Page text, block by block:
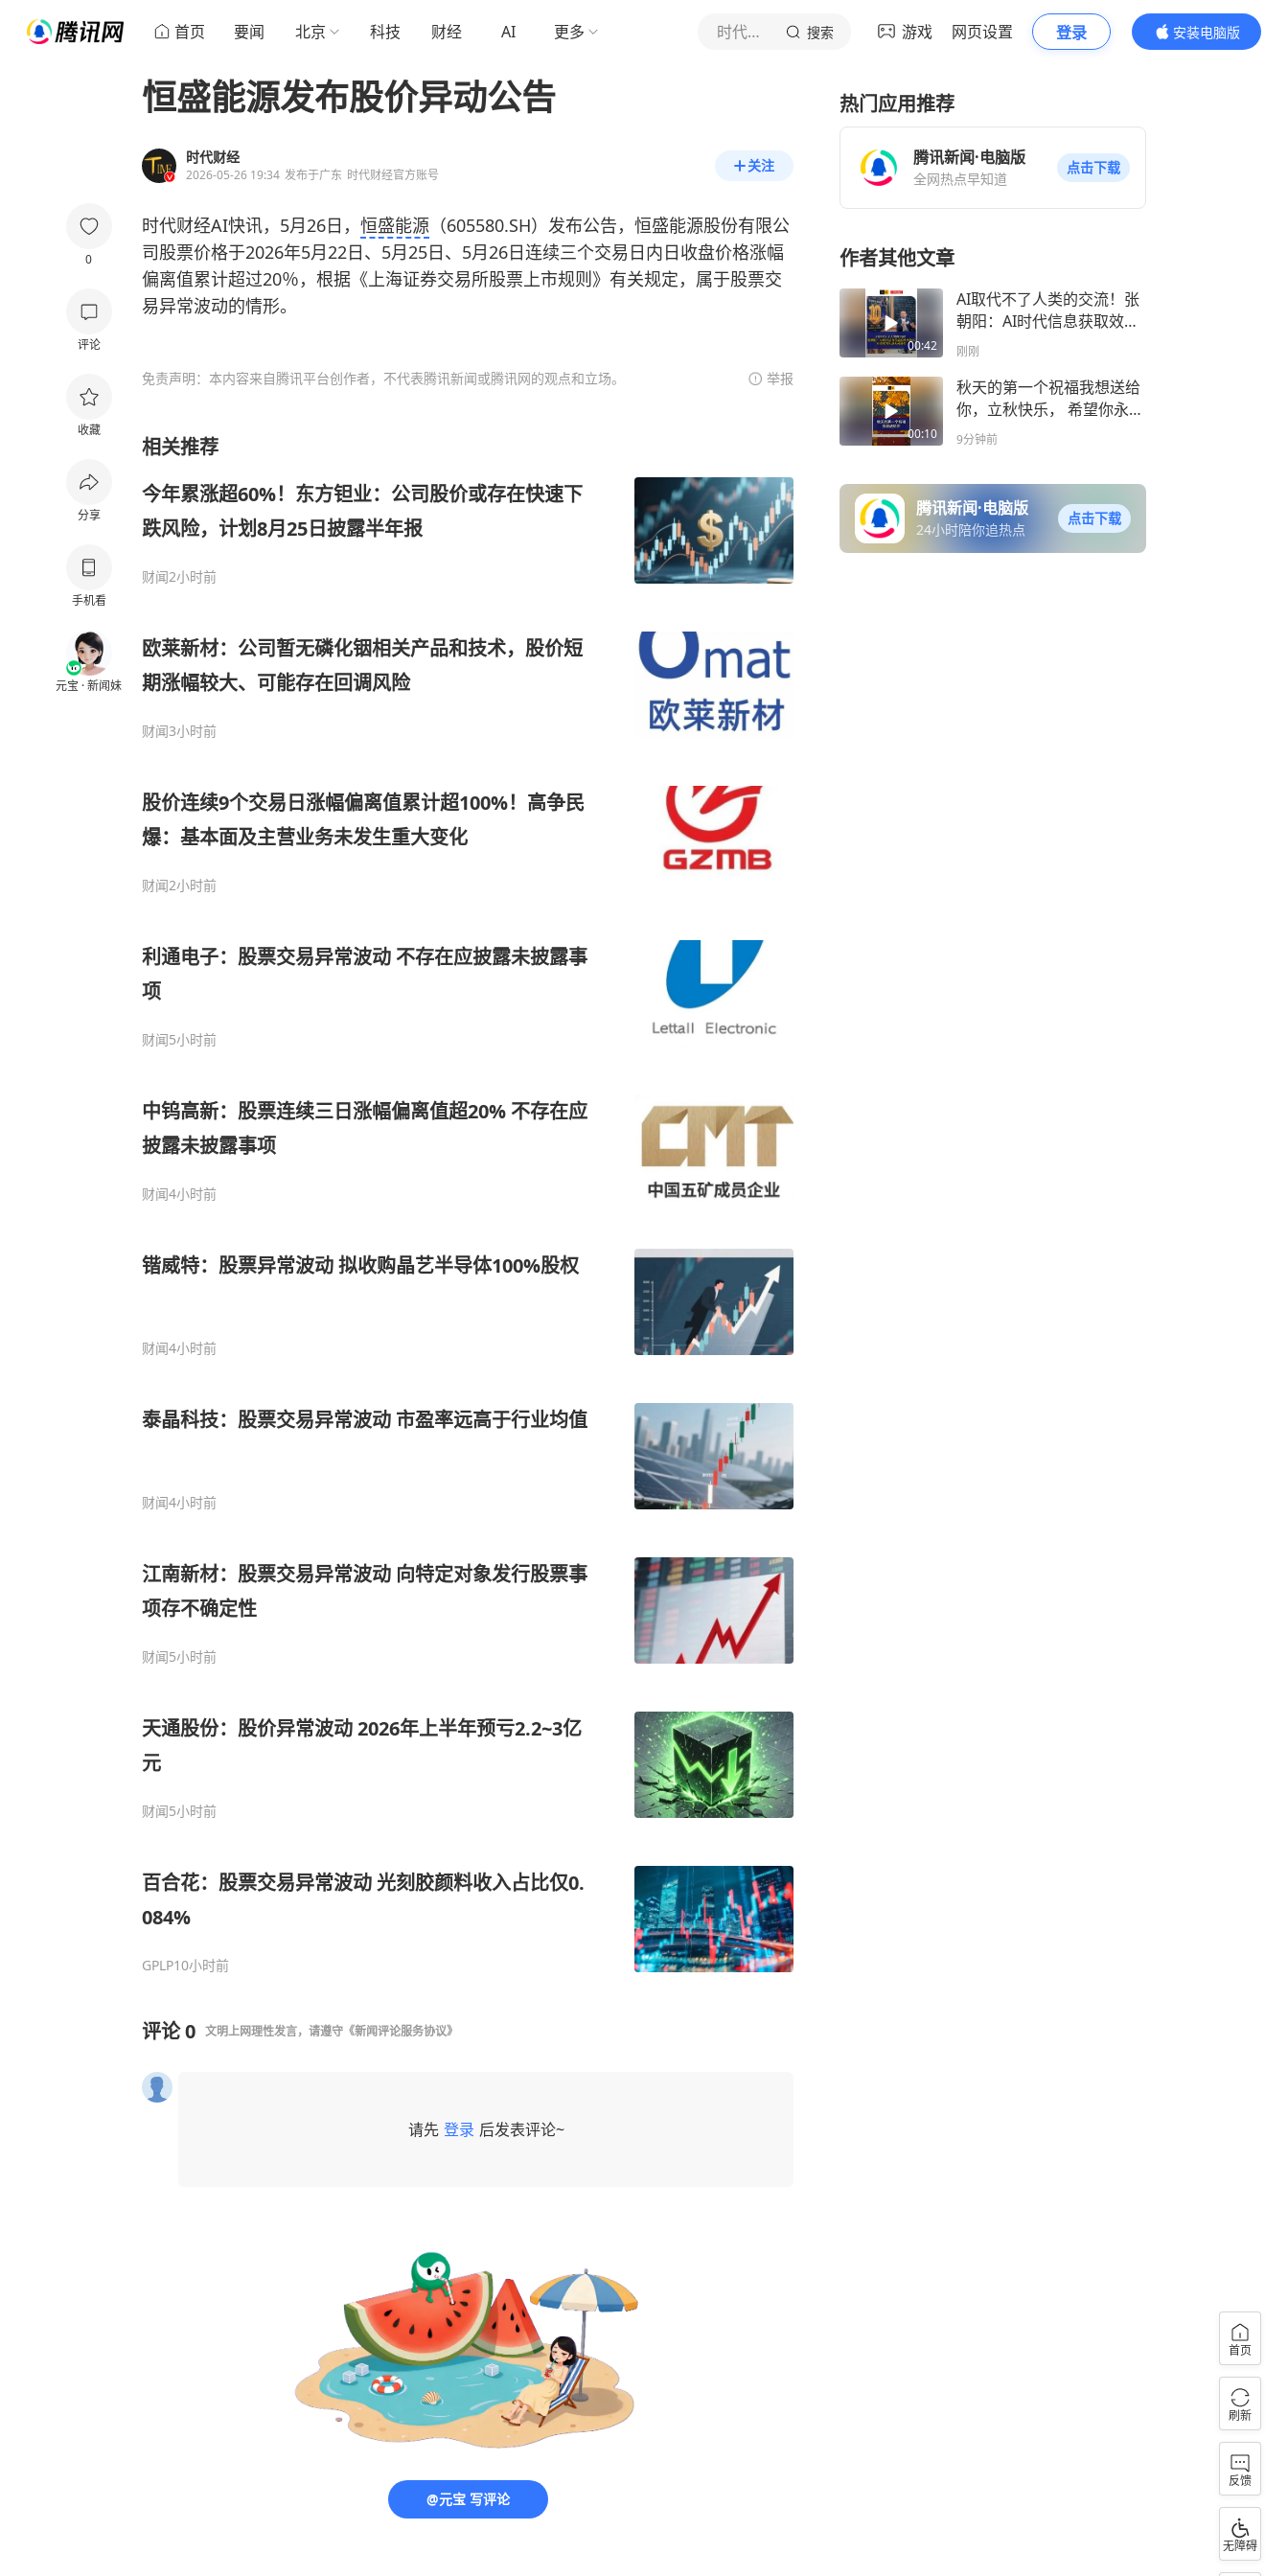
首页 要闻 北京 科技 财经 AI 更多 时代财经 搜索 游戏 网页设置 登录
安装电脑版
内容更精彩
0
评论
收藏
分享
手机看
元宝 · 新闻妹
恒盛能源发布股价异动公告
时代财经
2026-05-26 19:34 发布于广东 时代财经官方账号
关注
时代财经AI快讯，5月26日， 恒盛能源 （605580.SH）发布公告，恒盛能源股份有限公
司股票价格于2026年5月22日、5月25日、5月26日连续三个交易日内日收盘价格涨幅
偏离值累计超过20％，根据《上海证券交易所股票上市规则》有关规定，属于股票交
易异常波动的情形。
免责声明：本内容来自腾讯平台创作者，不代表腾讯新闻或腾讯网的观点和立场。 举报
相关推荐
今年累涨超60%！东方钽业：公司股价或存在快速下
跌风险，计划8月25日披露半年报
财闻2小时前
欧莱新材：公司暂无磷化铟相关产品和技术，股价短
期涨幅较大、可能存在回调风险
财闻3小时前
股价连续9个交易日涨幅偏离值累计超100%！高争民
爆：基本面及主营业务未发生重大变化
财闻2小时前
利通电子：股票交易异常波动 不存在应披露未披露事
项
财闻5小时前
中钨高新：股票连续三日涨幅偏离值超20% 不存在应
披露未披露事项
财闻4小时前
锴威特：股票异常波动 拟收购晶艺半导体100%股权
财闻4小时前
泰晶科技：股票交易异常波动 市盈率远高于行业均值
财闻4小时前
江南新材：股票交易异常波动 向特定对象发行股票事
项存不确定性
财闻5小时前
天通股份：股价异常波动 2026年上半年预亏2.2~3亿
元
财闻5小时前
百合花：股票交易异常波动 光刻胶颜料收入占比仅0.
084%
GPLP10小时前
评论0 文明上网理性发言，请遵守 《新闻评论服务协议》
请先 登录 后发表评论~
@元宝 写评论
热门应用推荐
腾讯新闻·电脑版
全网热点早知道
点击下载
作者其他文章
00:42
AI取代不了人类的交流！张
朝阳：AI时代信息获取效率
极高，但真实的互动无可取
课》迎来开播十周年里程
碑，面对时代财经提出的“您
的课程很多变成了AI大模型
义”的问题时，搜狐创始人、
董事局主席兼首席执行官张
朝阳表示，AI时代确实把获
刚刚
00:10
秋天的第一个祝福我想送给
你，立秋快乐， 希望你永远
没有烦恼，永远平平安安
9分钟前
腾讯新闻·电脑版
24小时陪你追热点
点击下载
首页
刷新
反馈
无障碍